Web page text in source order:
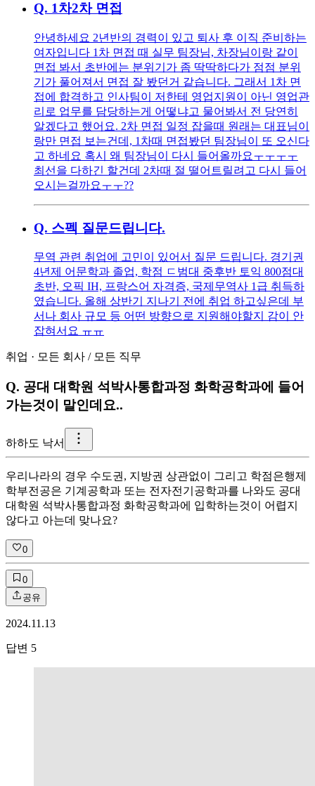
Q. 1차2차 면접
안녕하세요 2년반의 경력이 있고 퇴사 후 이직 준비하는
여자입니다 1차 면접 때 실무 팀장님, 차장님이랑 같이
면접 봐서 초반에는 분위기가 좀 딱딱하다가 점점 분위
기가 풀어져서 면접 잘 봤던거 같습니다. 그래서 1차 면
접에 합격하고 인사팀이 저한테 영업지원이 아닌 영업관
리로 업무를 담당하는게 어떻냐고 물어봐서 전 당연히
알겠다고 했어요. 2차 면접 일정 잡을때 원래는 대표님이
랑만 면접 보는건데, 1차때 면접봤던 팀장님이 또 오신다
고 하네요 혹시 왜 팀장님이 다시 들어올까요ㅜㅜㅜㅜ
최선을 다하긴 할건데 2차때 절 떨어트릴려고 다시 들어
오시는걸까요ㅜㅜ??
Q. 스펙 질문드립니다.
무역 관련 취업에 고민이 있어서 질문 드립니다. 경기권
4년제 어문학과 졸업, 학점 ㄷ범대 중후반 토익 800점대
초반, 오픽 IH, 프랑스어 자격증, 국제무역사 1급 취득하
였습니다. 올해 상반기 지나기 전에 취업 하고싶은데 부
서나 회사 규모 등 어떤 방향으로 지원해야할지 감이 안
잡혀서요 ㅠㅠ
취업 · 모든 회사 / 모든 직무
Q. 공대 대학원 석박사통합과정 화학공학과에 들어
가는것이 말인데요..
하하도 낙서
우리나라의 경우 수도권, 지방권 상관없이 그리고 학점은행제
학부전공은 기계공학과 또는 전자전기공학과를 나와도 공대
대학원 석박사통합과정 화학공학과에 입학하는것이 어렵지
않다고 아는데 맞나요?
0
0
공유
2024.11.13
답변 5